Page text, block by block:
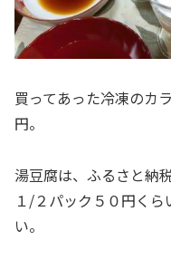
買ってあった冷凍のカ
円。
湯豆腐は、ふるさと納
１/２パック５０円く
い。